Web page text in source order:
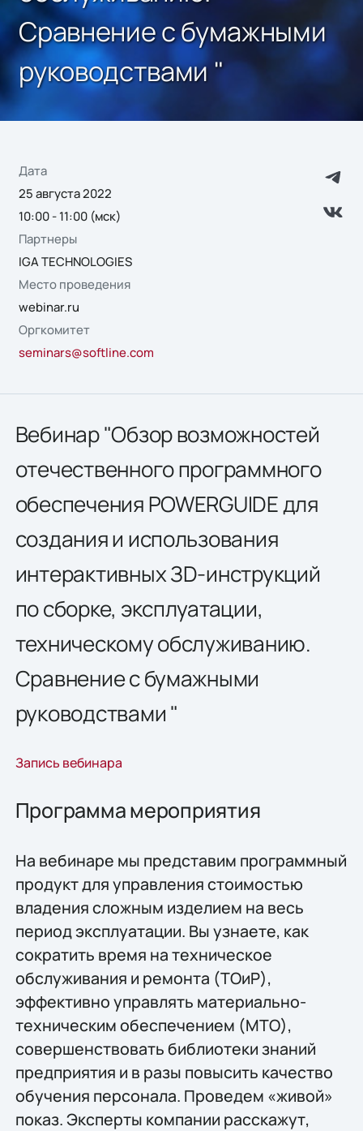
Сравнение с бумажными
руководствами "
Дата
25 августа 2022
10:00 - 11:00 (мск)
Партнеры
IGA TECHNOLOGIES
Место проведения
webinar.ru
Оргкомитет
seminars@softline.com
Вебинар "Обзор возможностей
отечественного программного
обеспечения POWERGUIDE для
создания и использования
интерактивных ЗD-инструкций
по сборке, эксплуатации,
техническому обслуживанию.
Сравнение с бумажными
руководствами "
Запись вебинара
Программа мероприятия
На вебинаре мы представим программный
продукт для управления стоимостью
владения сложным изделием на весь
период эксплуатации. Вы узнаете, как
сократить время на техническое
обслуживания и ремонта (ТОиР),
эффективно управлять материально-
техническим обеспечением (МТО),
совершенствовать библиотеки знаний
предприятия и в разы повысить качество
обучения персонала. Проведем «живой»
показ. Эксперты компании расскажут,